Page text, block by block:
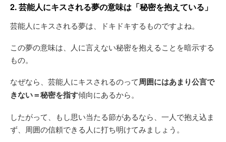
2. 芸能人にキスされる夢の意味は「秘密を抱えている」
芸能人にキスされる夢は、ドキドキするものですよね。
この夢の意味は、人に言えない秘密を抱えることを暗示する
もの。
なぜなら、芸能人にキスされるのって周囲にはあまり公言で
きない＝秘密を指す傾向にあるから。
したがって、もし思い当たる節があるなら、一人で抱え込ま
ず、周囲の信頼できる人に打ち明けてみましょう。